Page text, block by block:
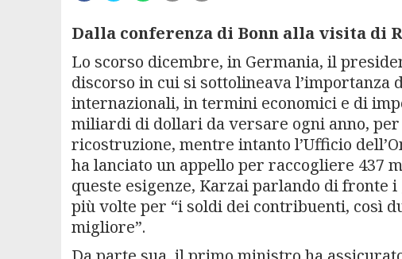
Dalla conferenza di Bonn alla visita di
Lo scorso dicembre, in Germania, il
discorso in cui si sottolineava
internazionali, in termini economici e di
miliardi di dollari da versare ogni anno,
ricostruzione, mentre intanto l’Ufficio
ha lanciato un appello per raccogliere 437
queste esigenze, Karzai parlando di
più volte per “i soldi dei contribuenti, così
migliore”.